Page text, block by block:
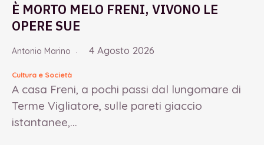
È MORTO MELO FRENI, VIVONO LE
OPERE SUE
Antonio Marino 4 Agosto 2026
Cultura e Società
A casa Freni, a pochi passi dal lungomare di
Terme Vigliatore, sulle pareti giaccio
istantanee,...